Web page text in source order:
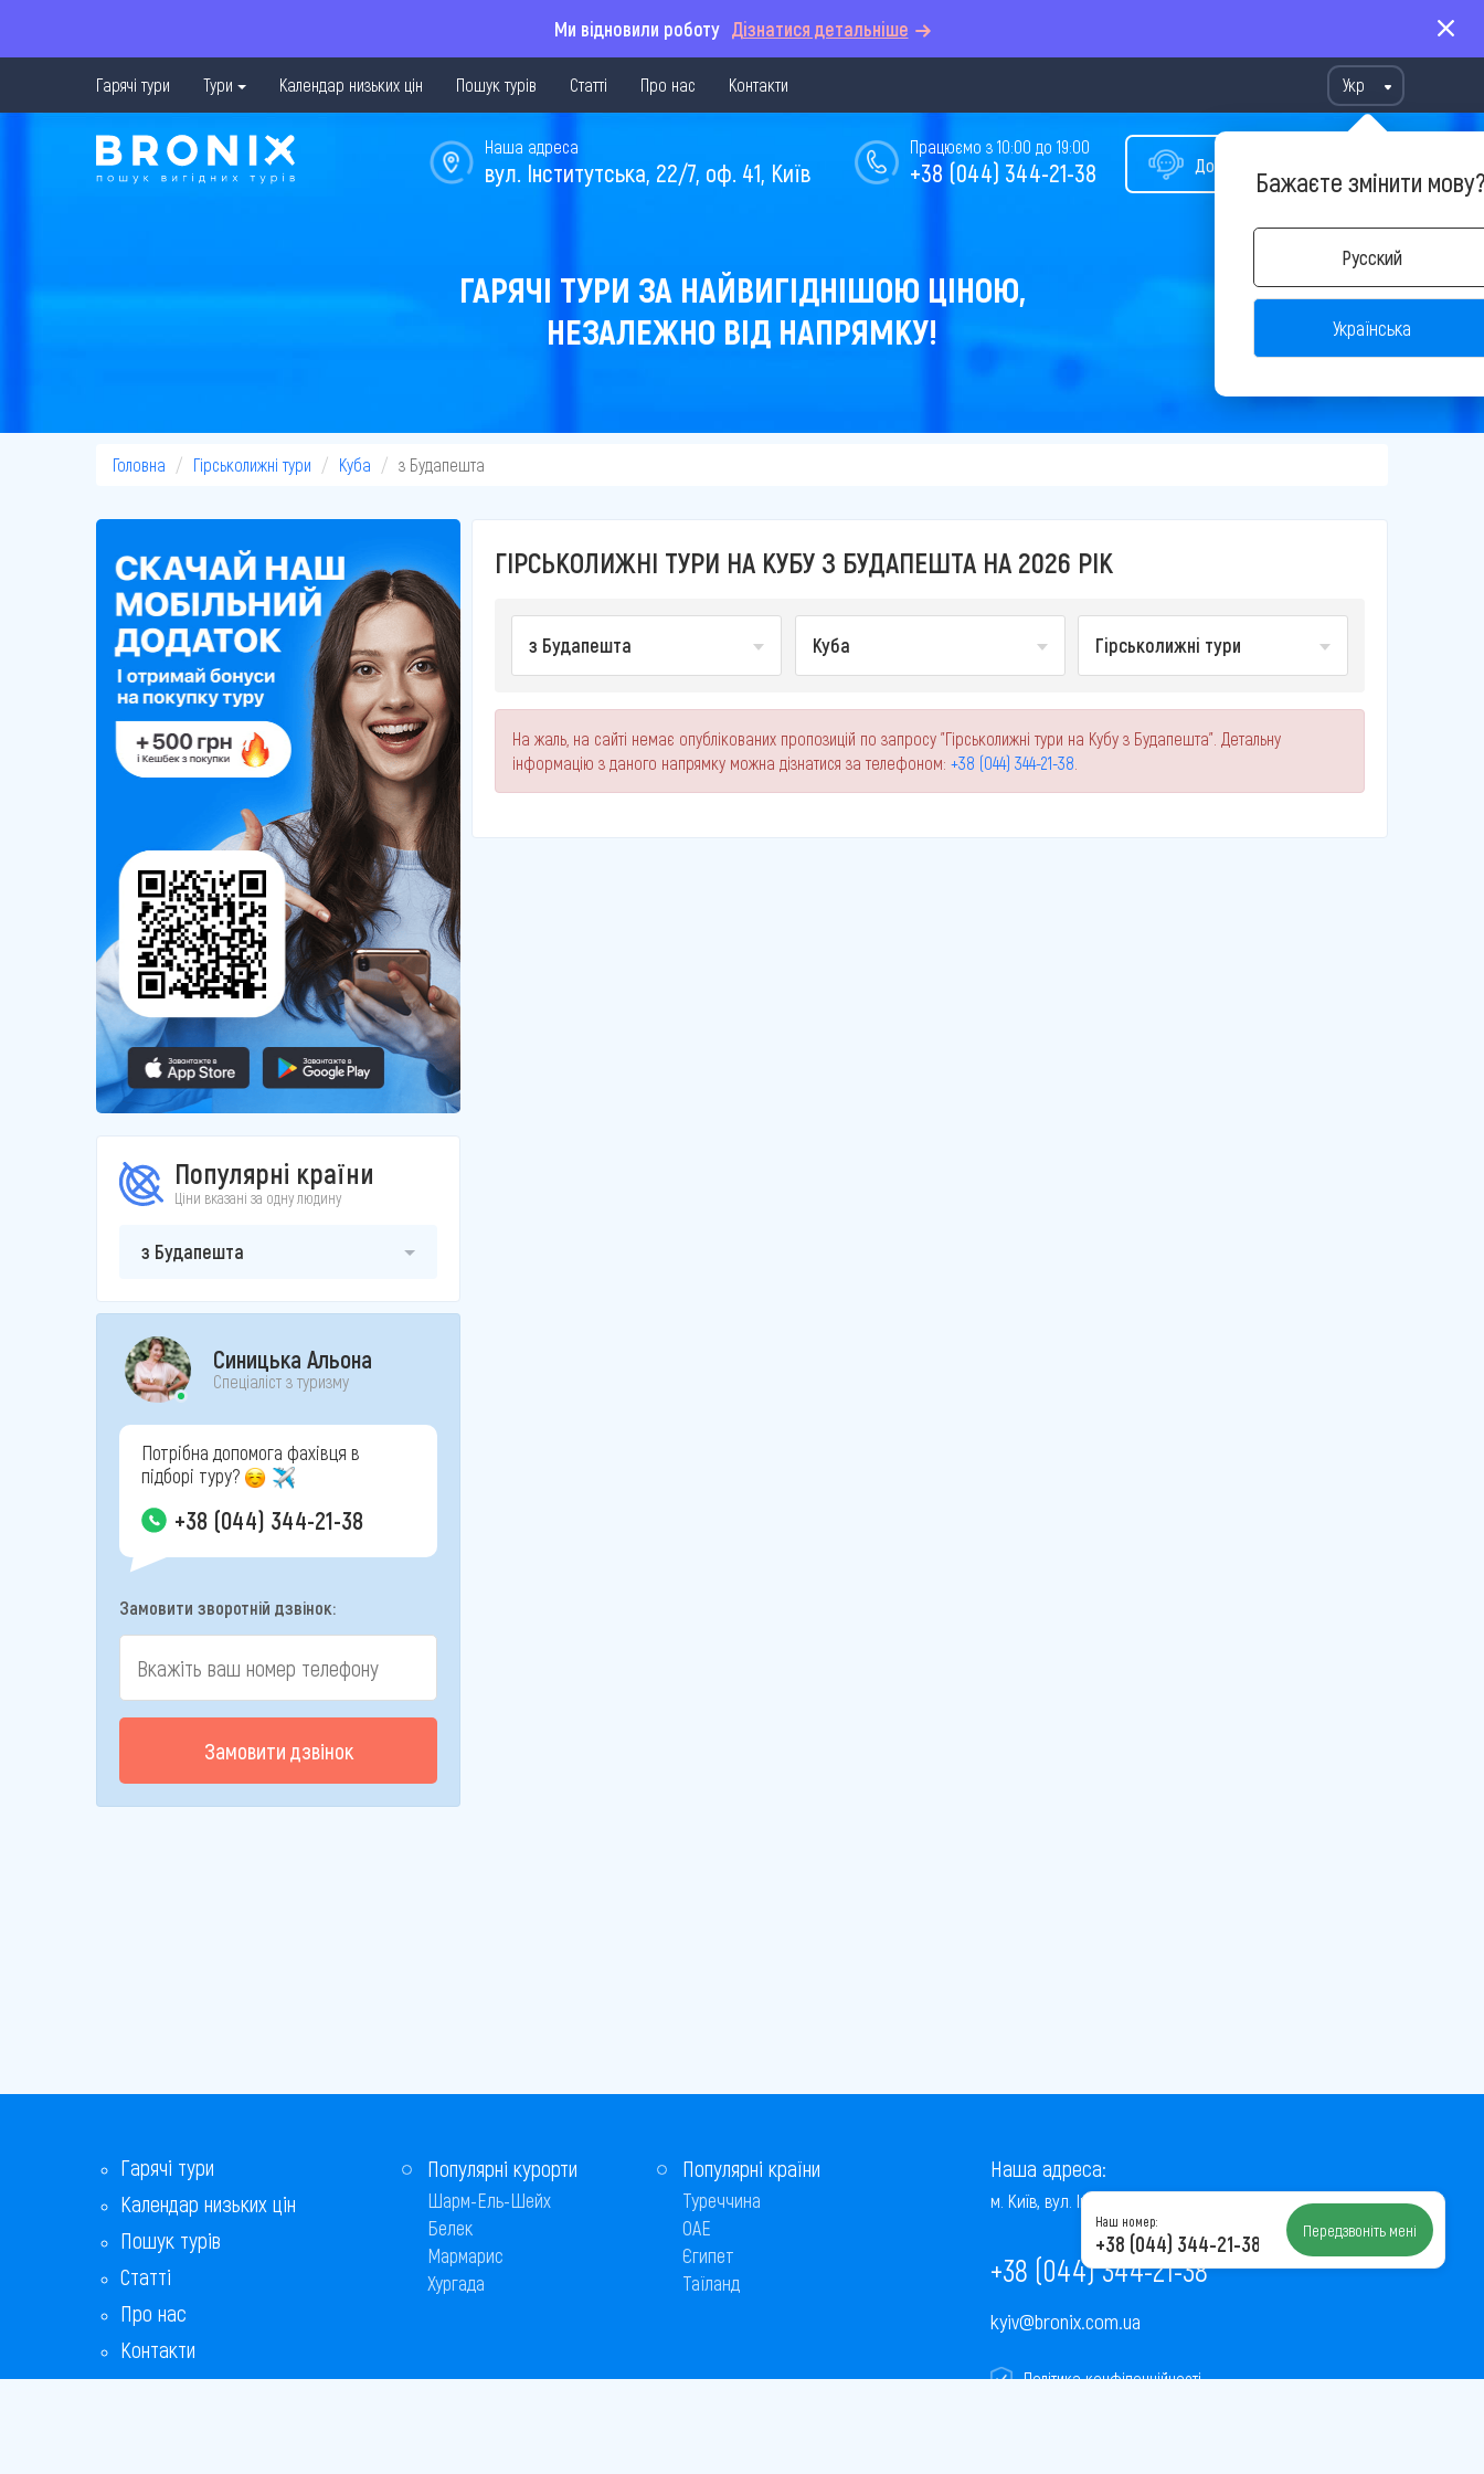
Ми відновили роботу Дізнатися детальніше
Гарячі тури Тури Календар низьких цін Пошук турів Статті Про нас Контакти Укр
Бажаєте змінити
Русский
Українська
Допомога у виборі туру
Працюємо з 10:00 до 19:00
+38 (044) 344-21-38
Наша адреса
вул. Інститутська, 22/7, оф. 41, Київ
ГАРЯЧІ ТУРИ ЗА НАЙВИГІДНІШОЮ ЦІНОЮ,
НЕЗАЛЕЖНО ВІД НАПРЯМКУ!
Головна Гірськолижні тури Куба з Будапешта
Популярні країни
Ціни вказані за одну людину
з Будапешта
Синицька Альона
Спеціаліст з туризму
Потрібна допомога фахівця в
підборі туру?
+38 (044) 344-21-38
Замовити зворотній дзвінок:
Замовити дзвінок
ГІРСЬКОЛИЖНІ ТУРИ НА КУБУ З БУДАПЕШТА НА 2026 РІК
з Будапешта Куба Гірськолижні тури
На жаль, на сайті немає опублікованих пропозицій по запросу "Гірськолижні тури на Кубу з Будапешта". Детальну
інформацію з даного напрямку можна дізнатися за телефоном: +38 (044) 344-21-38
Гарячі тури
Календар низьких цін
Пошук турів
Статті
Про нас
Контакти
Бонусна програма
Популярні курорти
Шарм-Ель-Шейх
Белек
Мармарис
Хургада
Популярні країни
Туреччина
ОАЕ
Єгипет
Таїланд
Наша адреса:
м. Київ, вул. Інститутська, 22/7, оф. 41
+38 (044) 344-21-38
kyiv@bronix.com.ua
Політика конфіденційності
Наш номер:
+38 (044) 344-21-38 Передзвоніть мені